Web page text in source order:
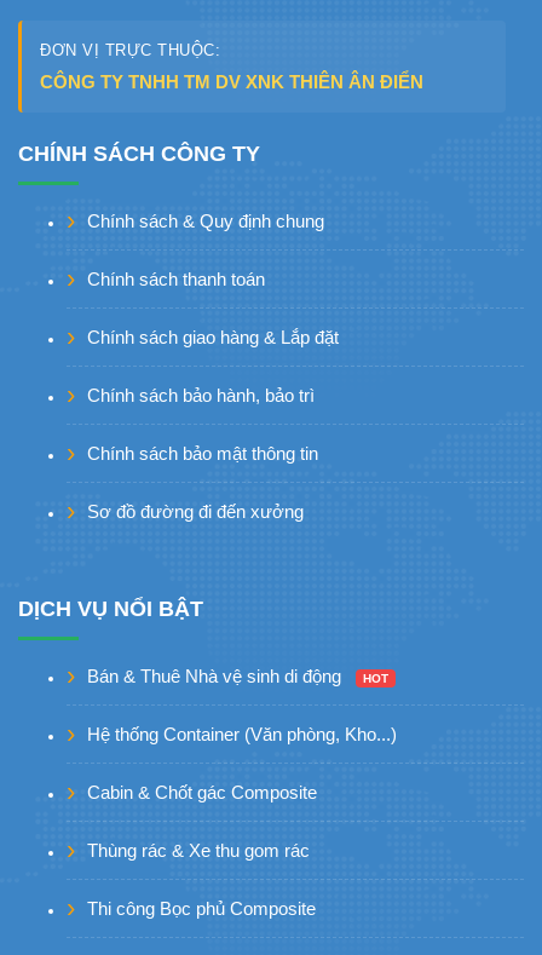
ĐƠN VỊ TRỰC THUỘC:
CÔNG TY TNHH TM DV XNK THIÊN ÂN ĐIỂN
CHÍNH SÁCH CÔNG TY
Chính sách & Quy định chung
Chính sách thanh toán
Chính sách giao hàng & Lắp đặt
Chính sách bảo hành, bảo trì
Chính sách bảo mật thông tin
Sơ đồ đường đi đến xưởng
DỊCH VỤ NỔI BẬT
Bán & Thuê Nhà vệ sinh di động HOT
Hệ thống Container (Văn phòng, Kho...)
Cabin & Chốt gác Composite
Thùng rác & Xe thu gom rác
Thi công Bọc phủ Composite